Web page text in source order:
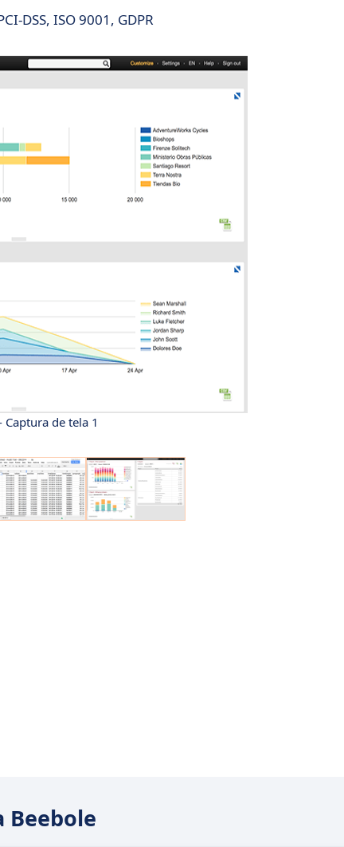
DSS, ISO 9001, GDPR
Captura de tela 1
Beebole